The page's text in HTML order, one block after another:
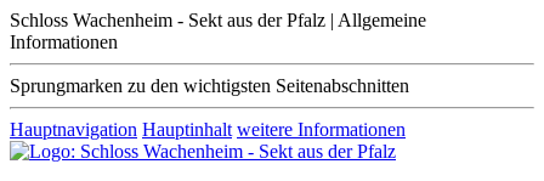
Schloss Wachenheim - Sekt aus der Pfalz | Allgemeine
Informationen
Sprungmarken zu den wichtigsten Seitenabschnitten
Hauptnavigation Hauptinhalt weitere Informationen